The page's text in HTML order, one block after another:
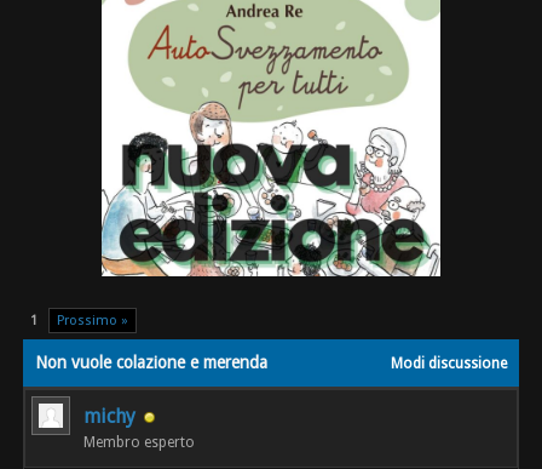
1 Prossimo »
Modi discussione
Non vuole colazione e merenda
michy
Membro esperto